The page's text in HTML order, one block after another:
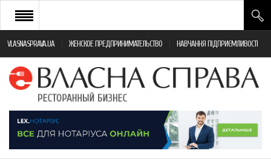
VLASNASPRAVA.UA ЖЕНСКОЕ ПРЕДПРИНИМАТЕЛЬСТВО НАВЧАННЯ ПІДПРИЄМЛИВОСТІ
НОВИНИ РЕСТОРАННОГО БІЗНЕСУ
ЯК ВІДКРИТИ ТА УСПІШНО КЕРУВАТИ
МОНІТОРИНГ ЗАКОНОДАВСТВА